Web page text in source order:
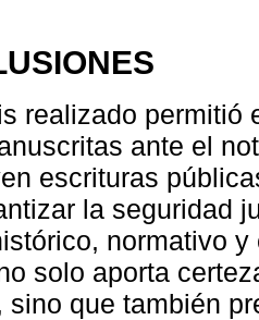
realizado permitió
ante el
escrituras
la seguridad
normativo
solo aporta
sino que también